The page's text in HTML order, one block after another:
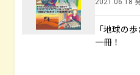
2021.06.18
「地球の
一冊！